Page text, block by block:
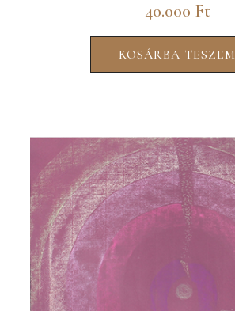
40.000 Ft
KOSÁRBA TESZEM